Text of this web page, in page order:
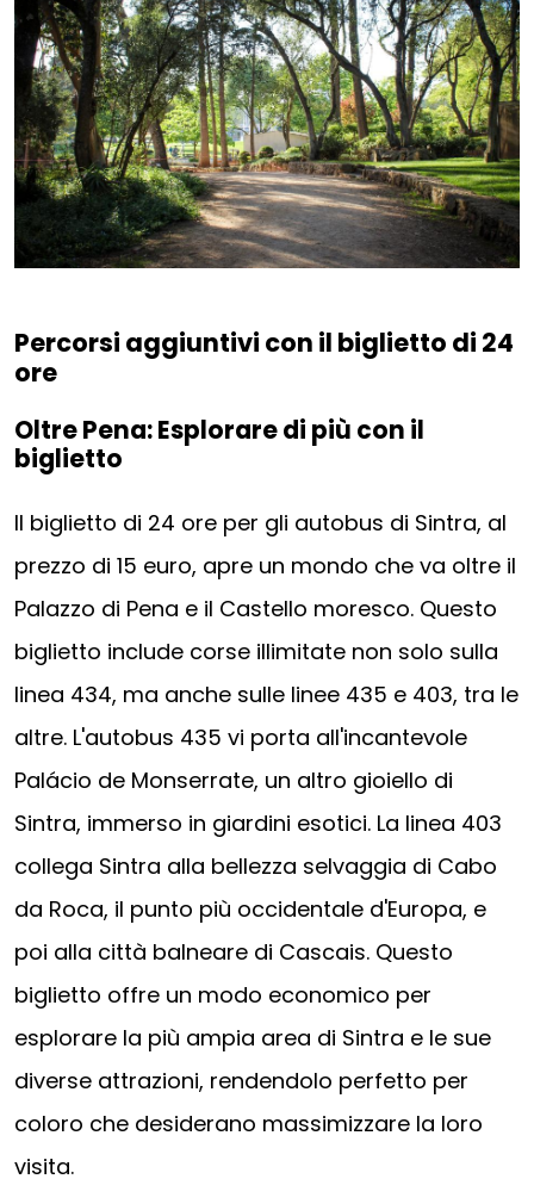
Percorsi aggiuntivi con il biglietto di 24
ore
Oltre Pena: Esplorare di più con il
biglietto
Il biglietto di 24 ore per gli autobus di Sintra, al
prezzo di 15 euro, apre un mondo che va oltre il
Palazzo di Pena e il Castello moresco. Questo
biglietto include corse illimitate non solo sulla
linea 434, ma anche sulle linee 435 e 403, tra le
altre. L'autobus 435 vi porta all'incantevole
Palácio de Monserrate, un altro gioiello di
Sintra, immerso in giardini esotici. La linea 403
collega Sintra alla bellezza selvaggia di Cabo
da Roca, il punto più occidentale d'Europa, e
poi alla città balneare di Cascais. Questo
biglietto offre un modo economico per
esplorare la più ampia area di Sintra e le sue
diverse attrazioni, rendendolo perfetto per
coloro che desiderano massimizzare la loro
visita.